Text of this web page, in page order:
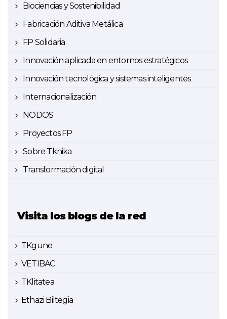
Biociencias y Sostenibilidad
Fabricación Aditiva Metálica
FP Solidaria
Innovación aplicada en entornos estratégicos
Innovación tecnológica y sistemas inteligentes
Internacionalización
NODOS
Proyectos FP
Sobre Tknika
Transformación digital
Visita los blogs de la red
TKgune
VETIBAC
TKlitatea
Ethazi Biltegia